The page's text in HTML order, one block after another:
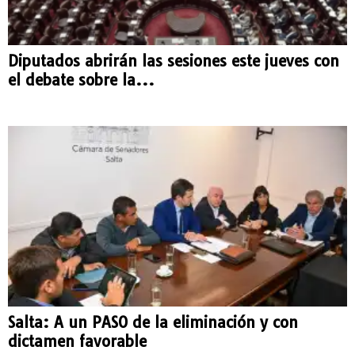
Diputados abrirán las sesiones este jueves con
el debate sobre la...
Salta: A un PASO de la eliminación y con
dictamen favorable